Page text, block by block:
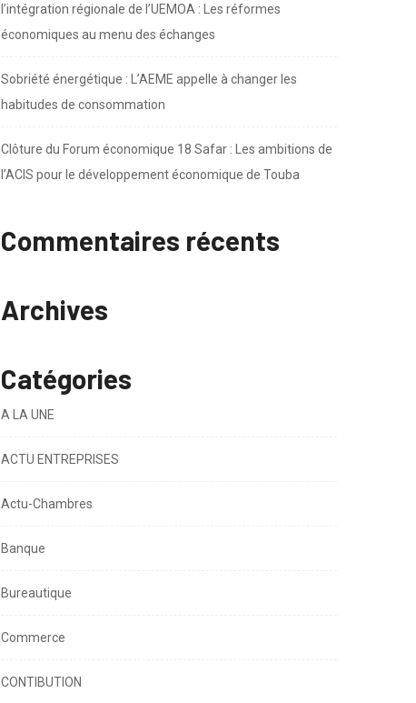
l’intégration régionale de l’UEMOA : Les réformes
économiques au menu des échanges
Sobriété énergétique : L’AEME appelle à changer les
habitudes de consommation
Clôture du Forum économique 18 Safar : Les ambitions de
l’ACIS pour le développement économique de Touba
Commentaires récents
Archives
Catégories
A LA UNE
ACTU ENTREPRISES
Actu-Chambres
Banque
Bureautique
Commerce
CONTIBUTION